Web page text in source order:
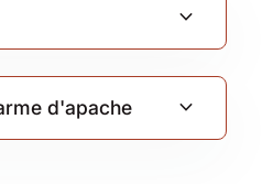
expand_more
d'apache expand_more